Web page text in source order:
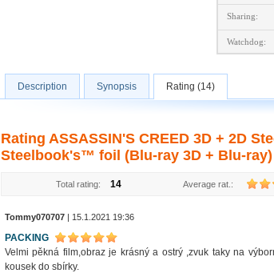
Sharing:
Watchdog:
Description Synopsis Rating (14)
Rating ASSASSIN'S CREED 3D + 2D
Steelbook's™ foil (Blu-ray 3D + Blu-ray)
Total rating: 14 Average rat.:
Tommy070707 | 15.1.2021 19:36
PACKING
Velmi pěkná film,obraz je krásný a ostrý ,zvuk taky na
kousek do sbírky.